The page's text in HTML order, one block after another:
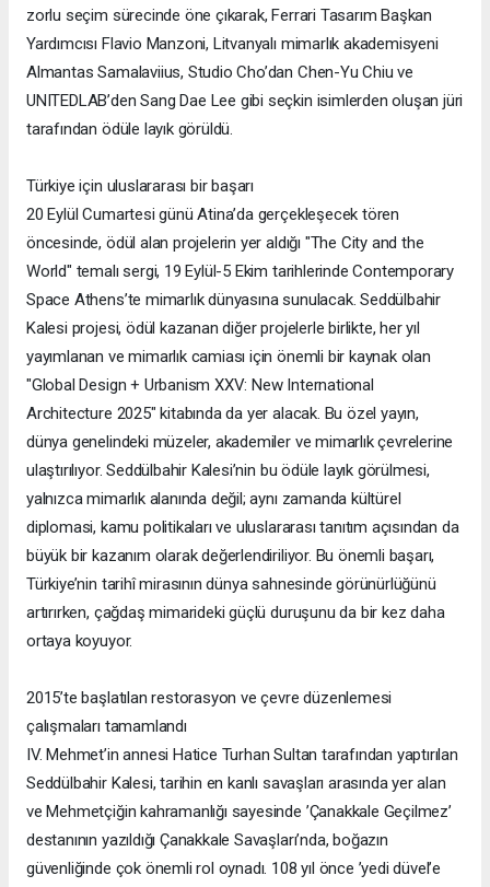
zorlu seçim sürecinde öne çıkarak, Ferrari Tasarım Başkan
Yardımcısı Flavio Manzoni, Litvanyalı mimarlık akademisyeni
Almantas Samalaviius, Studio Cho’dan Chen-Yu Chiu ve
UNITEDLAB’den Sang Dae Lee gibi seçkin isimlerden oluşan jüri
tarafından ödüle layık görüldü.
Türkiye için uluslararası bir başarı
20 Eylül Cumartesi günü Atina’da gerçekleşecek tören
öncesinde, ödül alan projelerin yer aldığı "The City and the
World" temalı sergi, 19 Eylül-5 Ekim tarihlerinde Contemporary
Space Athens’te mimarlık dünyasına sunulacak. Seddülbahir
Kalesi projesi, ödül kazanan diğer projelerle birlikte, her yıl
yayımlanan ve mimarlık camiası için önemli bir kaynak olan
"Global Design + Urbanism XXV: New International
Architecture 2025" kitabında da yer alacak. Bu özel yayın,
dünya genelindeki müzeler, akademiler ve mimarlık çevrelerine
ulaştırılıyor. Seddülbahir Kalesi’nin bu ödüle layık görülmesi,
yalnızca mimarlık alanında değil; aynı zamanda kültürel
diplomasi, kamu politikaları ve uluslararası tanıtım açısından da
büyük bir kazanım olarak değerlendiriliyor. Bu önemli başarı,
Türkiye’nin tarihî mirasının dünya sahnesinde görünürlüğünü
artırırken, çağdaş mimarideki güçlü duruşunu da bir kez daha
ortaya koyuyor.
2015’te başlatılan restorasyon ve çevre düzenlemesi
çalışmaları tamamlandı
IV. Mehmet’in annesi Hatice Turhan Sultan tarafından yaptırılan
Seddülbahir Kalesi, tarihin en kanlı savaşları arasında yer alan
ve Mehmetçiğin kahramanlığı sayesinde ’Çanakkale Geçilmez’
destanının yazıldığı Çanakkale Savaşları’nda, boğazın
güvenliğinde çok önemli rol oynadı. 108 yıl önce ’yedi düvel’e